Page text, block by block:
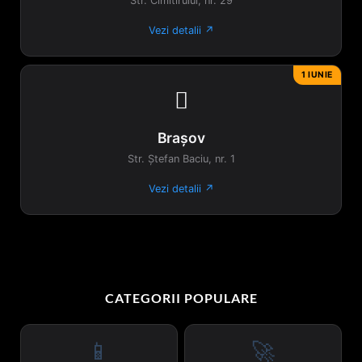
Vezi detalii ↗
1 IUNIE

Brașov
Str. Ștefan Baciu, nr. 1
Vezi detalii ↗
CATEGORII POPULARE
📱 🚀